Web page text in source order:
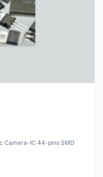
Camera-IC 44-pins SMD